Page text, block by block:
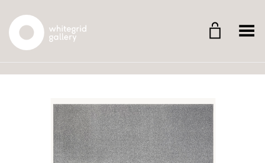
Whitegrid Logo Menü umschalten